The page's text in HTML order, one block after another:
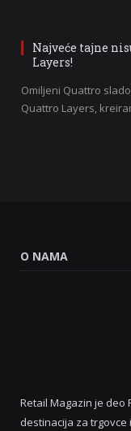
Najveće tajne
Layers!
Omiljeni Quattro
Quattro Layers,
O NAMA
Retail Magazin je deo
destinacija za trgovce